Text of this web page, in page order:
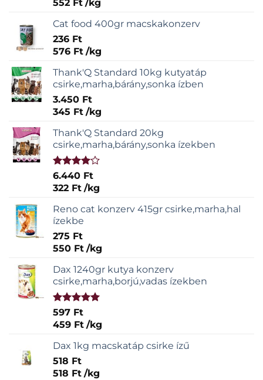
552 Ft /kg
Cat food 400gr macskakonzerv
236 Ft
576 Ft /kg
Thank'Q Standard 10kg kutyatáp
csirke,marha,bárány,sonka ízben
3.450 Ft
345 Ft /kg
Thank'Q Standard 20kg
csirke,marha,bárány,sonka ízekben
Értékelés:
4.00 / 5
6.440 Ft
322 Ft /kg
Reno cat konzerv 415gr csirke,marha,hal
ízekbe
275 Ft
550 Ft /kg
Dax 1240gr kutya konzerv
csirke,marha,borjú,vadas ízekben
Értékelés:
5.00/ 5
597 Ft
459 Ft /kg
Dax 1kg macskatáp csirke ízű
518 Ft
518 Ft /kg